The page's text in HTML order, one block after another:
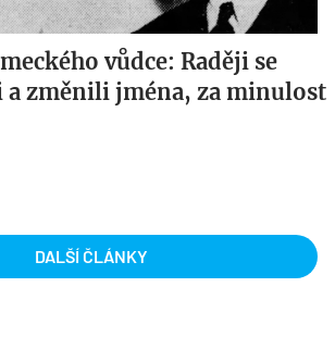
vůdce: Raději se
změnili jména, za minulost
DALŠÍ ČLÁNKY